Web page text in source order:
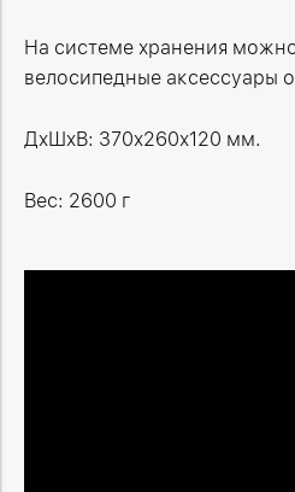
На системе хранения
велосипедные аксессуары
ДxШxВ: 370x260x120 мм.
Вес: 2600 г